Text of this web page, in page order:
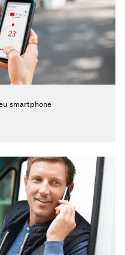
smartphone